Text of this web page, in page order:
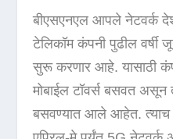
बीएसएनएल आपले नेटवर्क
टेलिकॉम कंपनी पुढील वर्षी
सुरू करणार आहे. यासाठी
मोबाईल टॉवर्स बसवत असून
बसवण्यात आले आहेत. त्याच